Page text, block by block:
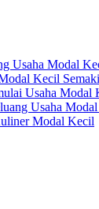
Usaha Modal
Kecil
Usaha Modal
Usaha
Modal Kecil